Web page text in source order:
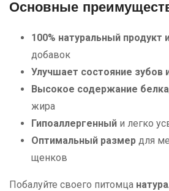
Основные
100% натуральный продукт
добавок
Улучшает состояние зубов
Высокое содержание белка
жира
Гипоаллергенный и легко
Оптимальный размер для
щенков
Побалуйте своего питомца